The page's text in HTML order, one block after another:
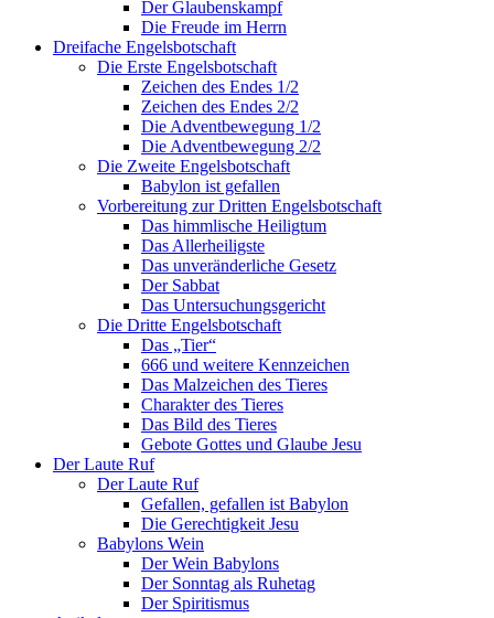
Der Glaubenskampf
Die Freude im Herrn
Dreifache Engelsbotschaft
Die Erste Engelsbotschaft
Zeichen des Endes 1/2
Zeichen des Endes 2/2
Die Adventbewegung 1/2
Die Adventbewegung 2/2
Die Zweite Engelsbotschaft
Babylon ist gefallen
Vorbereitung zur Dritten Engelsbotschaft
Das himmlische Heiligtum
Das Allerheiligste
Das unveränderliche Gesetz
Der Sabbat
Das Untersuchungsgericht
Die Dritte Engelsbotschaft
Das „Tier“
666 und weitere Kennzeichen
Das Malzeichen des Tieres
Charakter des Tieres
Das Bild des Tieres
Gebote Gottes und Glaube Jesu
Der Laute Ruf
Der Laute Ruf
Gefallen, gefallen ist Babylon
Die Gerechtigkeit Jesu
Babylons Wein
Der Wein Babylons
Der Sonntag als Ruhetag
Der Spiritismus